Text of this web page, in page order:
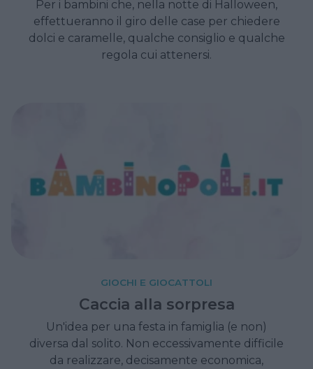
Per i bambini che, nella notte di Halloween,
effettueranno il giro delle case per chiedere
dolci e caramelle, qualche consiglio e qualche
regola cui attenersi.
GIOCHI E GIOCATTOLI
Caccia alla sorpresa
Un'idea per una festa in famiglia (e non)
diversa dal solito. Non eccessivamente difficile
da realizzare, decisamente economica,